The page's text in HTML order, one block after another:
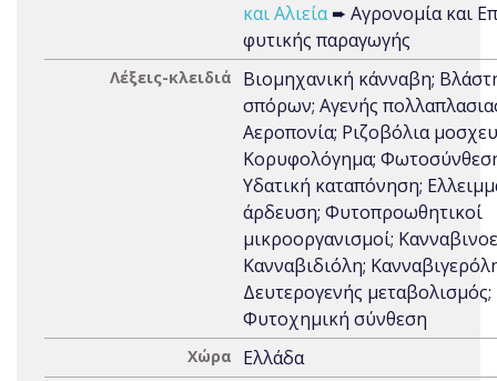
και Αλιεία➨ Αγρονομία και
φυτικής παραγωγής
Λέξεις-κλειδιά
Βιομηχανική κάνναβη;
σπόρων; Αγενής
Αεροπονία; Ριζοβόλια
Κορυφολόγημα;
Υδατική καταπόνηση;
άρδευση; Φυτοπροωθητικοί
μικροοργανισμοί;
Κανναβιδιόλη;
Δευτερογενής μεταβολισμός;
Φυτοχημική σύνθεση
Χώρα Ελλάδα